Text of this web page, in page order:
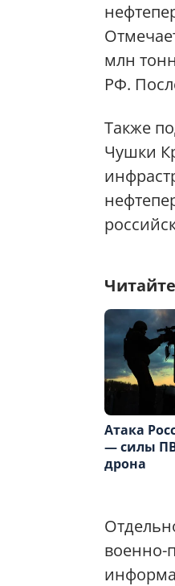
млн
РФ.
Также
Чушки
Атака
— силы
дрона
военно-